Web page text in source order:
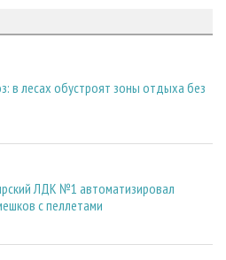
в лесах обустроят зоны отдыха без
ЛДК №1 автоматизировал
с пеллетами